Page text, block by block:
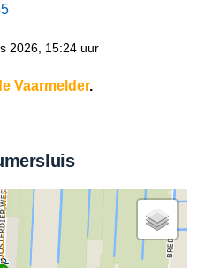
2026, 15:24 uur
Vaarmelder.